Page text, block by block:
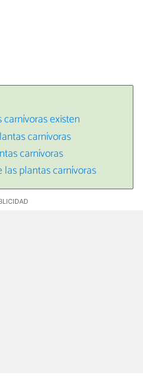
existen
carnívoras
carnívoras
las plantas carnívoras